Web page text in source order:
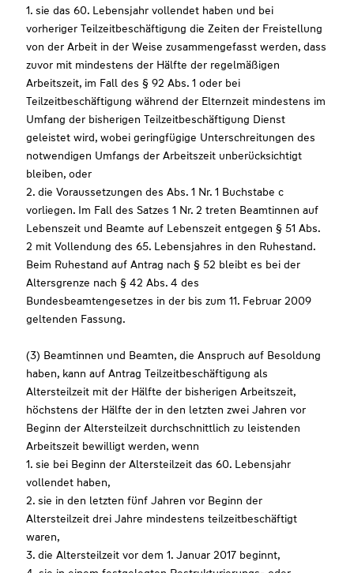
1. sie das 60. Lebensjahr vollendet haben und bei
vorheriger Teilzeitbeschäftigung die Zeiten der Freistellung
von der Arbeit in der Weise zusammengefasst werden, dass
zuvor mit mindestens der Hälfte der regelmäßigen
Arbeitszeit, im Fall des § 92 Abs. 1 oder bei
Teilzeitbeschäftigung während der Elternzeit mindestens im
Umfang der bisherigen Teilzeitbeschäftigung Dienst
geleistet wird, wobei geringfügige Unterschreitungen des
notwendigen Umfangs der Arbeitszeit unberücksichtigt
bleiben, oder
2. die Voraussetzungen des Abs. 1 Nr. 1 Buchstabe c
vorliegen. Im Fall des Satzes 1 Nr. 2 treten Beamtinnen auf
Lebenszeit und Beamte auf Lebenszeit entgegen § 51 Abs.
2 mit Vollendung des 65. Lebensjahres in den Ruhestand.
Beim Ruhestand auf Antrag nach § 52 bleibt es bei der
Altersgrenze nach § 42 Abs. 4 des
Bundesbeamtengesetzes in der bis zum 11. Februar 2009
geltenden Fassung.
(3) Beamtinnen und Beamten, die Anspruch auf Besoldung
haben, kann auf Antrag Teilzeitbeschäftigung als
Altersteilzeit mit der Hälfte der bisherigen Arbeitszeit,
höchstens der Hälfte der in den letzten zwei Jahren vor
Beginn der Altersteilzeit durchschnittlich zu leistenden
Arbeitszeit bewilligt werden, wenn
1. sie bei Beginn der Altersteilzeit das 60. Lebensjahr
vollendet haben,
2. sie in den letzten fünf Jahren vor Beginn der
Altersteilzeit drei Jahre mindestens teilzeitbeschäftigt
waren,
3. die Altersteilzeit vor dem 1. Januar 2017 beginnt,